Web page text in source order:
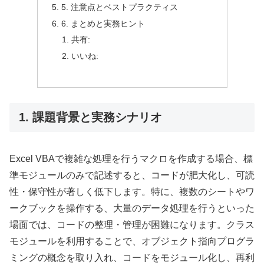
5. 注意点とベストプラクティス
6. まとめと実務ヒント
共有:
いいね:
1. 課題背景と実務シナリオ
Excel VBAで複雑な処理を行うマクロを作成する場合、標
準モジュールのみで記述すると、コードが肥大化し、可読
性・保守性が著しく低下します。特に、複数のシートやワ
ークブックを操作する、大量のデータ処理を行うといった
場面では、コードの整理・管理が困難になります。クラス
モジュールを利用することで、オブジェクト指向プログラ
ミングの概念を取り入れ、コードをモジュール化し、再利